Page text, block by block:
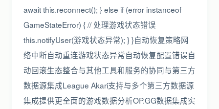
await this.reconnect(); } else if (error instanceof
GameStateError) { // 处理游戏状态错误
this.notifyUser(游戏状态异常); } }自动恢复策略网
络中断自动重连游戏状态异常自动恢复配置错误自
动回滚生态整合与其他工具和服务的协同与第三方
数据源集成League Akari支持与多个第三方数据源
集成提供更全面的游戏数据分析OP.GG数据集成实